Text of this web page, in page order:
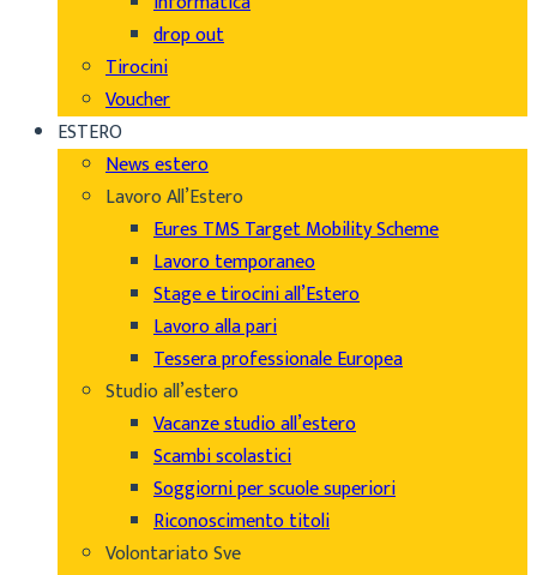
drop out
Tirocini
Voucher
ESTERO
News estero
Lavoro All’Estero
Eures TMS Target Mobility Scheme
Lavoro temporaneo
Stage e tirocini all’Estero
Lavoro alla pari
Tessera professionale Europea
Studio all’estero
Vacanze studio all’estero
Scambi scolastici
Soggiorni per scuole superiori
Riconoscimento titoli
Volontariato Sve